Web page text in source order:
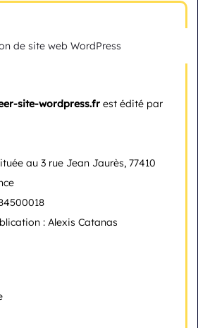
site-wordpress.fr est édité par
au 3 rue Jean Jaurès, 77410
: Alexis Catanas